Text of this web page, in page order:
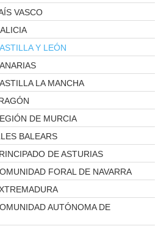
VASCO
Y LEÓN
LA MANCHA
DE MURCIA
BALEARS
DE ASTURIAS
FORAL DE NAVARRA
AUTÓNOMA DE